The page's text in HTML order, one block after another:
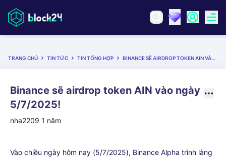
TRANG CHỦ TIN TỨC TIN TỔNG HỢP BINANCE SẼ AIRDROP TOKEN AIN VÀO NGÀY 5/7/2025!
Binance sẽ airdrop token AIN vào ngày
5/7/2025!
nha2209 1 năm
Vào chiều ngày hôm nay (5/7/2025), Binance Alpha trình làng